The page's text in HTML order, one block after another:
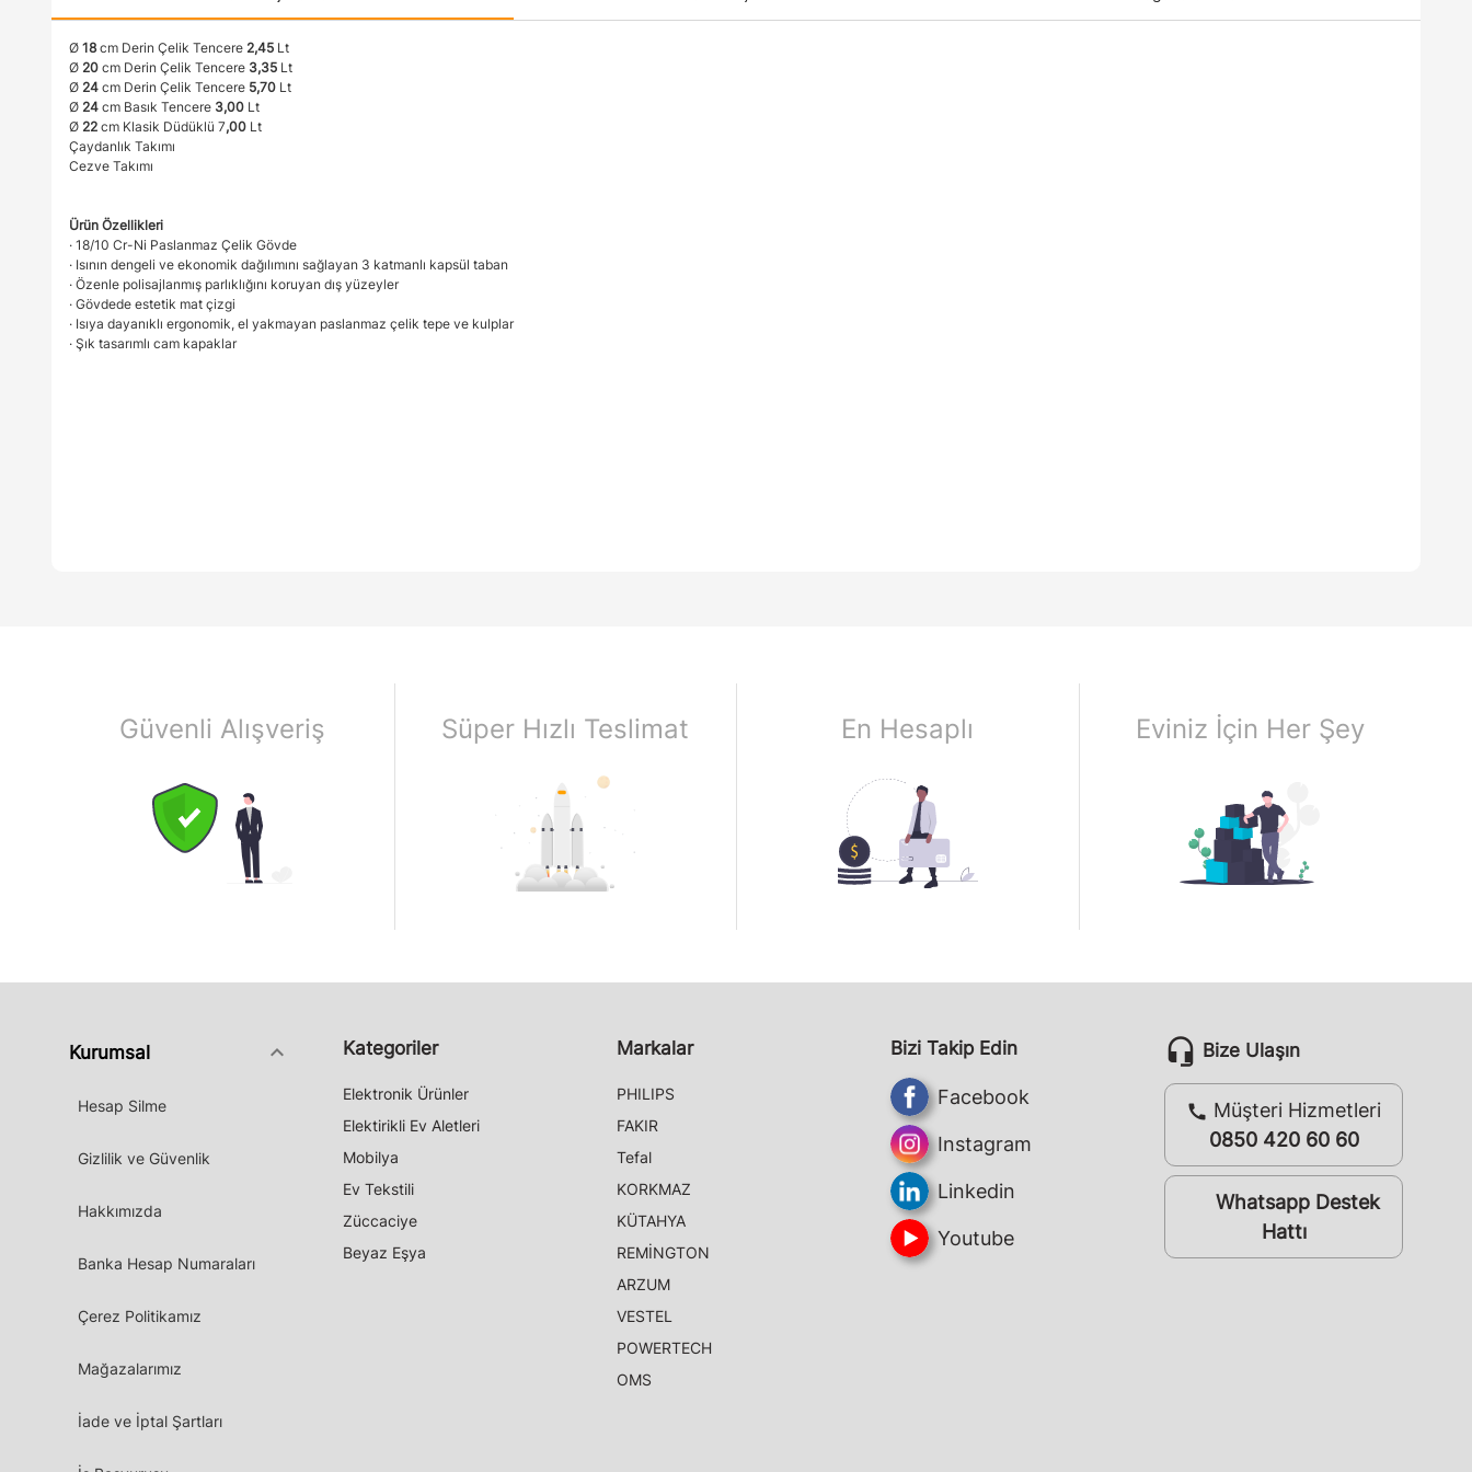
Ø 18cm Derin Çelik Tencere 2,45 Lt
Ø 20 cm Derin Çelik Tencere 3,35 Lt
Ø 24 cm Derin Çelik Tencere 5,70 Lt
Ø 24 cm Basık Tencere 3,00 Lt
Ø 22 cm Klasik Düdüklü 7,00 Lt
Çaydanlık Takımı
Cezve Takımı
Ürün Özellikleri
· 18/10 Cr-Ni Paslanmaz Çelik Gövde
· Isının dengeli ve ekonomik dağılımını sağlayan 3 katmanlı kapsül taban
· Özenle polisajlanmış parlıklığını koruyan dış yüzeyler
· Gövdede estetik mat çizgi
· Isıya dayanıklı ergonomik, el yakmayan paslanmaz çelik tepe ve kulplar
· Şık tasarımlı cam kapaklar
Güvenli Alışveriş Süper Hızlı Teslimat En Hesaplı Eviniz İçin Her Şey
Kurumsal keyboard_arrow_down
Hesap Silme
Gizlilik ve Güvenlik
Hakkımızda
Banka Hesap Numaraları
Çerez Politikamız
Mağazalarımız
İade ve İptal Şartları
Kategoriler
Elektronik Ürünler
Elektirikli Ev Aletleri
Mobilya
Ev Tekstili
Züccaciye
Beyaz Eşya
Markalar
PHILIPS
FAKIR
Tefal
KORKMAZ
KÜTAHYA
REMİNGTON
ARZUM
VESTEL
POWERTECH
OMS
Bizi Takip Edin
Facebook
Instagram
Linkedin
Youtube
headset_mic Bize Ulaşın
call Müşteri Hizmetleri
0850 420 60 60
whatsappWhatsapp Destek
Hattı